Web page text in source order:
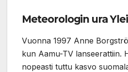
Meteorologin ura
Vuonna 1997 Anne
kun Aamu-TV lanseerattiin.
nopeasti tuttu kasvo